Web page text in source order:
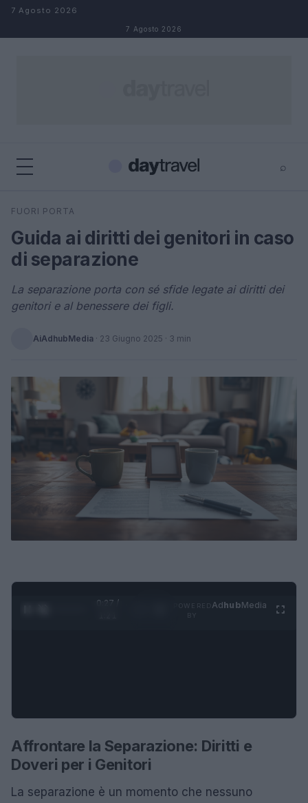
Salta al contenuto
7 Agosto 2026
7 Agosto 2026
⌕
Cerca
FUORI PORTA
Guida ai diritti dei genitori in caso
di separazione
La separazione porta con sé sfide legate ai diritti dei
genitori e al benessere dei figli.
AiAdhubMedia · 23 Giugno 2025 · 3 min
0:28 /
AdhubMedia
Affrontare la Separazione: Diritti e
Doveri per i Genitori
La separazione è un momento che nessuno